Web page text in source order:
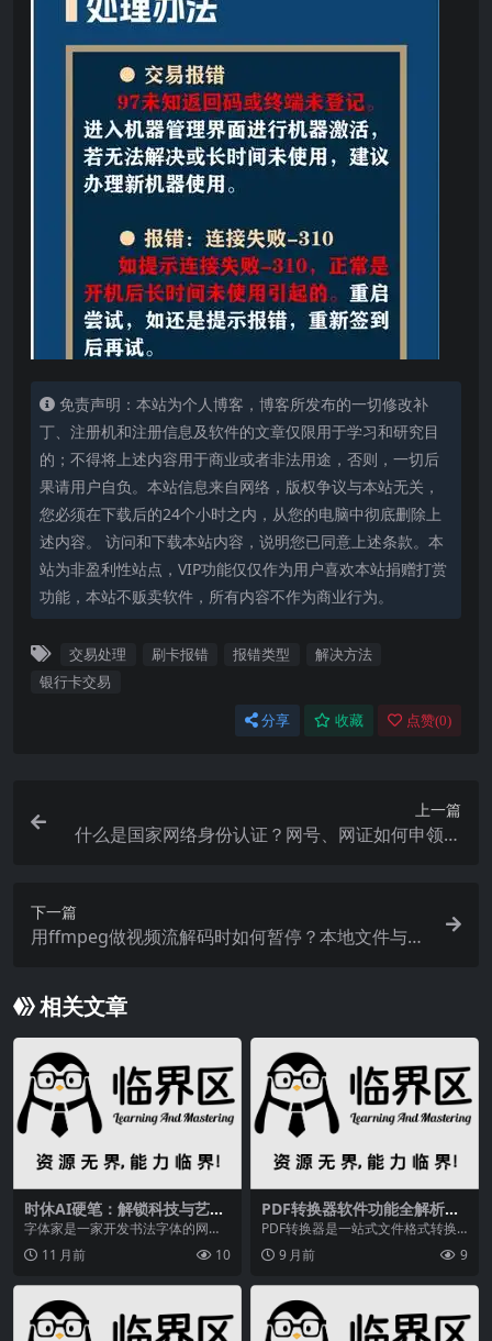
免责声明：本站为个人博客，博客所发布的一切修改补
丁、注册机和注册信息及软件的文章仅限用于学习和研究目
的；不得将上述内容用于商业或者非法用途，否则，一切后
果请用户自负。本站信息来自网络，版权争议与本站无关，
您必须在下载后的24个小时之内，从您的电脑中彻底删除上
述内容。 访问和下载本站内容，说明您已同意上述条款。本
站为非盈利性站点，VIP功能仅仅作为用户喜欢本站捐赠打赏
功能，本站不贩卖软件，所有内容不作为商业行为。
交易处理 刷卡报错 报错类型
解决方法
银行卡交易
分享 收藏 点赞(0)
上一篇
什么是国家网络身份认证？网号、网证如何申领？
下一篇
用ffmpeg做视频流解码时如何暂停？本地文件与视
相关文章
时休AI硬笔：解锁科技与艺术
融合的独特魅力，字体家AI造
字望岳也别具风采
字体家是一家开发书法字体的网站
平台，含有正版付费字体，免费字
体下载和手写字体下载...
11 月前 10
PDF转换器软件功能全解析，
常见问题解答你知道吗？
PDF转换器是一站式文件格式转换
工具，支持PDF与Word/Excel/PPT
等...9 月前 9